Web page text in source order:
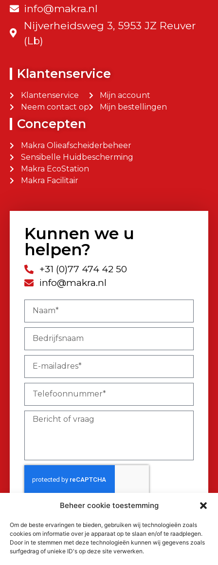
Beheer cookie toestemming
Om de beste ervaringen te bieden, gebruiken wij technologieën zoals
cookies om informatie over je apparaat op te slaan en/of te raadplegen.
Door in te stemmen met deze technologieën kunnen wij gegevens zoals
surfgedrag of unieke ID's op deze site verwerken.
info@makra.nl
Nijverheidsweg 3, 5953 JZ Reuver
(Lb)
Klantenservice
Klantenservice
Neem contact op
Mijn account
Mijn bestellingen
Concepten
Makra Olieafscheiderbeheer
Sensibelle Huidbescherming
Makra EcoStation
Makra Facilitair
Kunnen we u
helpen?
+31 (0)77 474 42 50
info@makra.nl
Verzenden